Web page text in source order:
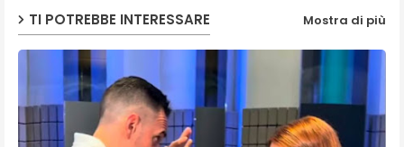
TI POTREBBE INTERESSARE Mostra di più